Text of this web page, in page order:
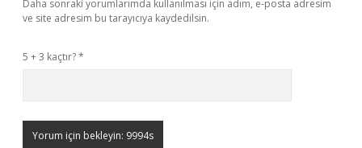
Daha sonraki yorumlarımda kullanılması için adım, e-posta adresim
ve site adresim bu tarayıcıya kaydedilsin.
5 + 3 kaçtır?*